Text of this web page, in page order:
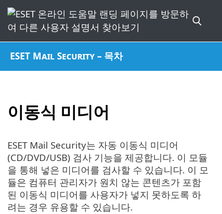
ESET Mail Security – 목차
이동식 미디어
ESET Mail Security는 자동 이동식 미디어
(CD/DVD/USB) 검사 기능을 제공합니다. 이 모듈
을 통해 넣은 미디어를 검사할 수 있습니다. 이 모
듈은 컴퓨터 관리자가 원치 않는 콘텐츠가 포함
된 이동식 미디어를 사용자가 넣지 못하도록 하
려는 경우 유용할 수 있습니다.